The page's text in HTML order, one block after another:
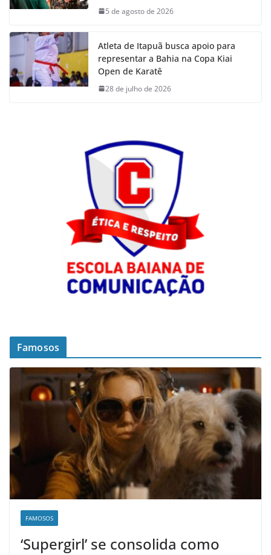
5 de agosto de 2026
Atleta de Itapuã busca apoio para
representar a Bahia na Copa Kiai
Open de Karatê
28 de julho de 2026
Famosos
FAMOSOS
‘Supergirl’ se consolida como